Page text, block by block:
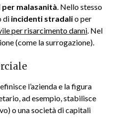
malasanità. Nello stesso
di incidenti stradalio per
per risarcimento danni. Nel
(come la surrogazione).
l’azienda e la figura
ad esempio, stabilisce
o una società di capitali